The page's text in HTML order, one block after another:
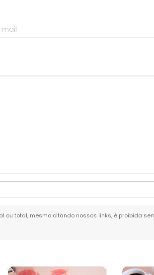
ou total, mesmo citando nossos links, é proibida